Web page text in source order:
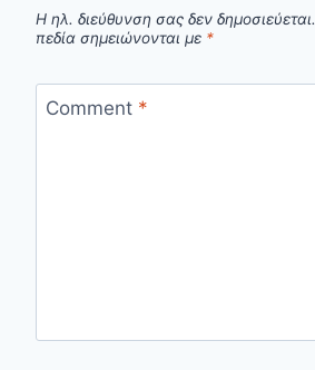
Η ηλ. διεύθυνση σας δεν δημοσιεύεται.
πεδία σημειώνονται με *
Comment *